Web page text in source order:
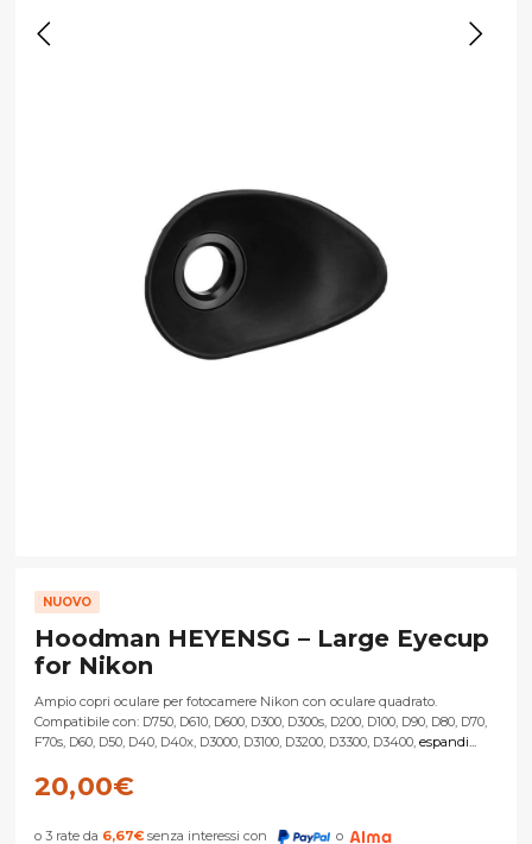
NUOVO
Hoodman HEYENSG – Large Eyecup
for Nikon
Ampio copri oculare per fotocamere Nikon con oculare quadrato.
Compatibile con: D750, D610, D600, D300, D300s, D200, D100, D90, D80, D70,
F70s, D60, D50, D40, D40x, D3000, D3100, D3200, D3300, D3400, espandi...
20,00€
o 3 rate da 6,67€ senza interessi con o